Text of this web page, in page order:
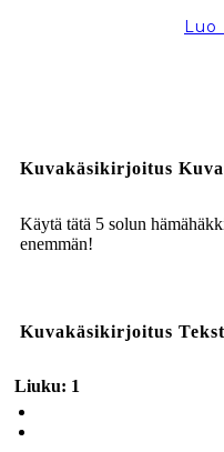
Luo
Kuvakäsikirjoitus
Käytä tätä 5 solun
enemmän!
Kuvakäsikirjoitus
Liuku: 1